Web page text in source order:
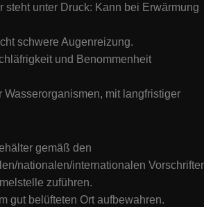
steht unter Druck: Kann bei Erwärmung
schwere Augenreizung.
und Benommenheit
Wasserorganismen, mit langfristiger
gemäß den
nationalen/internationalen
zuführen.
gut belüfteten Ort aufbewahren.